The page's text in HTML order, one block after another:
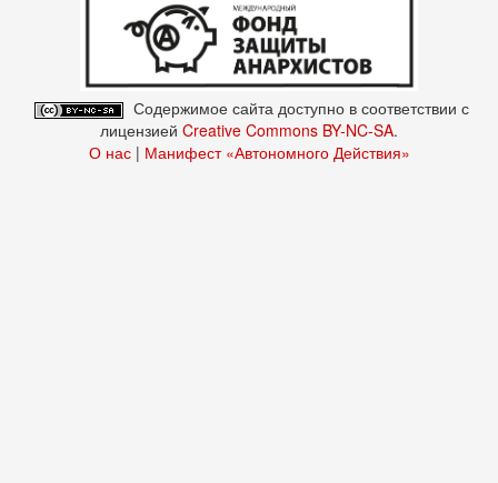
Содержимое сайта доступно в соответствии с
лицензией Creative Commons BY-NC-SA.
О нас| Манифест «Автономного Действия»